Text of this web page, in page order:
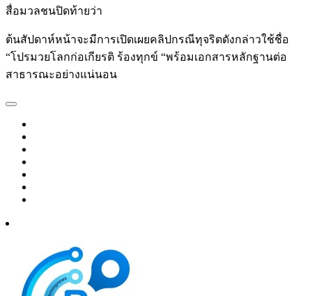
สื่อมวลชนปิดท้ายว่า
ต้นสัปดาห์หน้าจะมีการเปิดเผยคลิปกรณีทุจริตดังกล่าวใช้ชื่อ
“โปรมวยโลกก่อเกียรติ ร้องทุกข์ “พร้อมเอกสารหลักฐานต่อ
สาธารณะอย่างแน่นอน